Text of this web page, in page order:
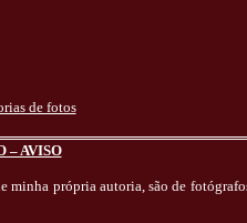
de fotos
– AVISO
minha própria autoria, são de